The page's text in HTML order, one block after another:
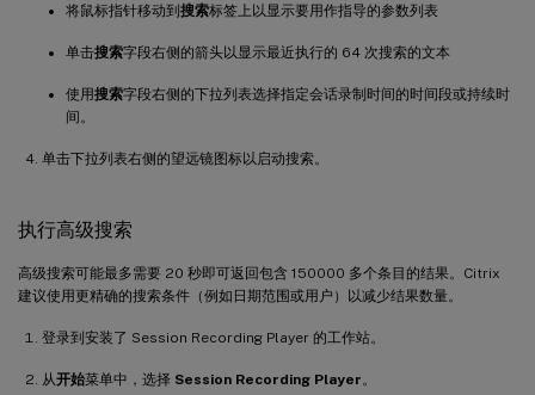
将鼠标指针移动到搜索标签上以显示要用作指导的参数列表
单击搜索字段右侧的箭头以显示最近执行的 64 次搜索的文本
使用搜索字段右侧的下拉列表选择指定会话录制时间的时间段或持续时
间。
单击下拉列表右侧的望远镜图标以启动搜索。
执行高级搜索
高级搜索可能最多需要 20 秒即可返回包含 150000 多个条目的结果。Citrix
建议使用更精确的搜索条件（例如日期范围或用户）以减少结果数量。
登录到安装了 Session Recording Player 的工作站。
从开始菜单中，选择 Session Recording Player 。